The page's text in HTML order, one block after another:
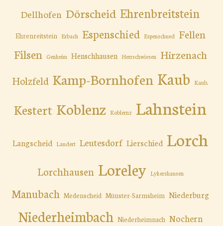
Dellhofen Dörscheid Ehrenbreitstein
Ehrenreitstein Erbach Espenschied Espenschued Fellen
Filsen Genheim Henschhausen Herrschwiesen Hirzenach
Holzfeld Kamp-Bornhofen Kaub Kaub.
Kestert Koblenz Koblernz Lahnstein
Langscheid Laudert Leutesdorf Lierschied Lorch
Lorchhausen Loreley Lykershausen
Manubach Medenscheid Münster-Sarmsheim Niederburg
Niederheimbach Niederheimnach Nochern